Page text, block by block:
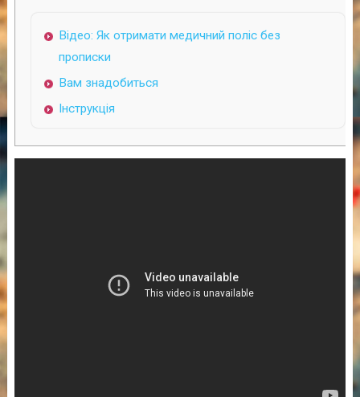
Відео: Як отримати медичний поліс без
прописки
Вам знадобиться
Інструкція